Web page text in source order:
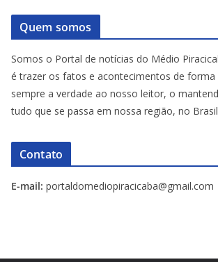
Quem somos
Somos o Portal de notícias do Médio
é trazer os fatos e acontecimentos de forma
sempre a verdade ao nosso leitor, o
tudo que se passa em nossa região, no
Contato
E-mail: portaldomediopiracicaba@gmail.com